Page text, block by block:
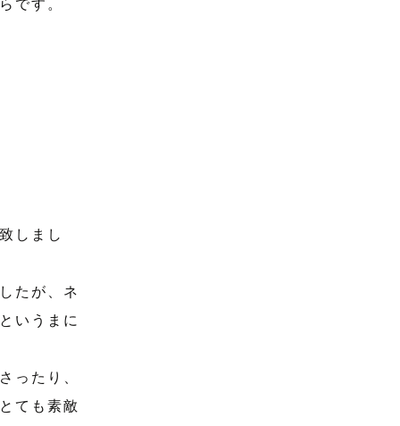
です。
しまし
たが、ネ
いうまに
ったり、
ても素敵